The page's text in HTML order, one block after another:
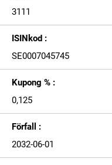
3111
ISINkod :
SE0007045745
Kupong % :
0,125
Förfall :
2032-06-01